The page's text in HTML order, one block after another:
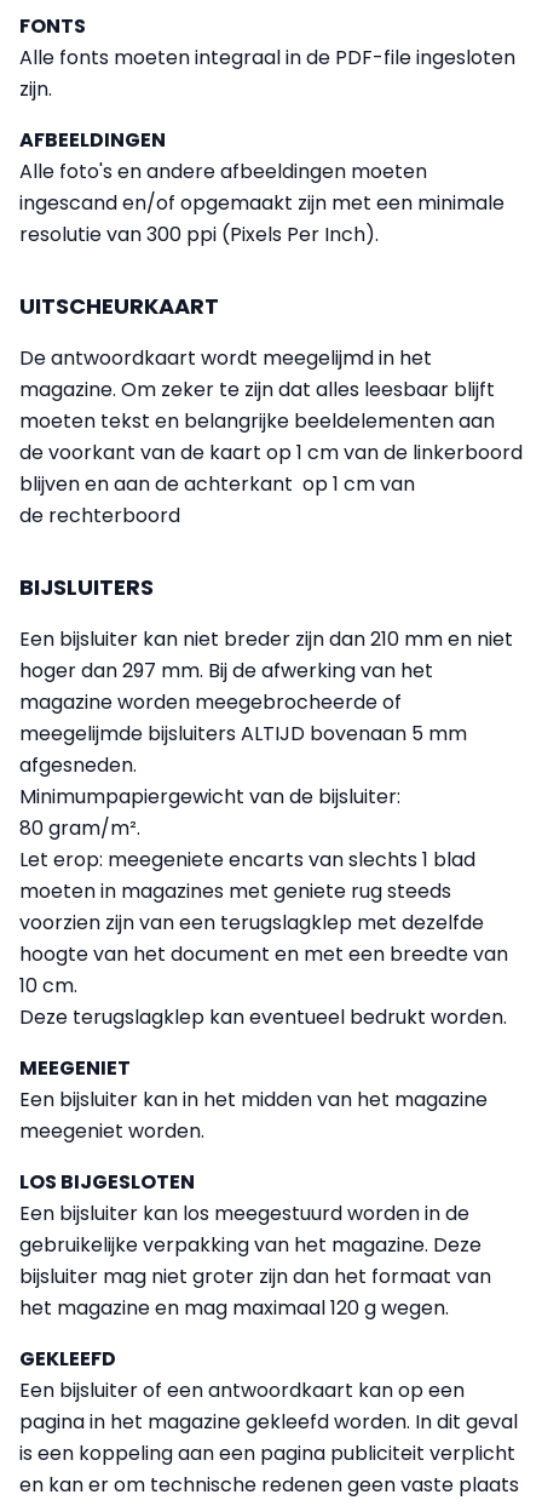
FONTS
Alle fonts moeten integraal in de PDF-file ingesloten
zijn.
AFBEELDINGEN
Alle foto's en andere afbeeldingen moeten
ingescand en/of opgemaakt zijn met een minimale
resolutie van 300 ppi (Pixels Per Inch).
UITSCHEURKAART
De antwoordkaart wordt meegelijmd in het
magazine. Om zeker te zijn dat alles leesbaar blijft
moeten tekst en belangrijke beeldelementen aan
de voorkant van de kaart op 1 cm van de linkerboord
blijven en aan de achterkant op 1 cm van
de rechterboord
BIJSLUITERS
Een bijsluiter kan niet breder zijn dan 210 mm en niet
hoger dan 297 mm. Bij de afwerking van het
magazine worden meegebrocheerde of
meegelijmde bijsluiters ALTIJD bovenaan 5 mm
afgesneden.
Minimumpapiergewicht van de bijsluiter:
80 gram/m².
Let erop: meegeniete encarts van slechts 1 blad
moeten in magazines met geniete rug steeds
voorzien zijn van een terugslagklep met dezelfde
hoogte van het document en met een breedte van
10 cm.
Deze terugslagklep kan eventueel bedrukt worden.
MEEGENIET
Een bijsluiter kan in het midden van het magazine
meegeniet worden.
LOS BIJGESLOTEN
Een bijsluiter kan los meegestuurd worden in de
gebruikelijke verpakking van het magazine. Deze
bijsluiter mag niet groter zijn dan het formaat van
het magazine en mag maximaal 120 g wegen.
GEKLEEFD
Een bijsluiter of een antwoordkaart kan op een
pagina in het magazine gekleefd worden. In dit geval
is een koppeling aan een pagina publiciteit verplicht
en kan er om technische redenen geen vaste plaats